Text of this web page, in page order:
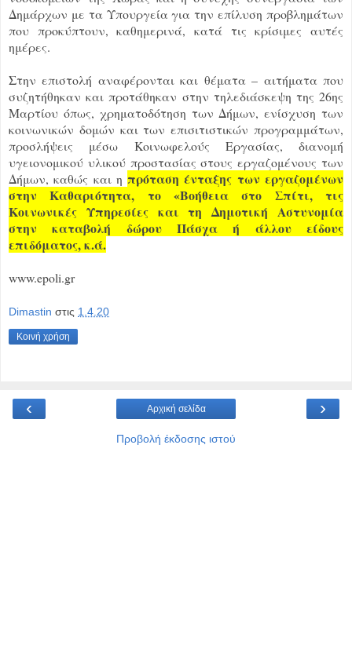
Δημάρχων με τα Υπουργεία για την επίλυση προβλημάτων
που προκύπτουν, καθημερινά, κατά τις κρίσιμες αυτές
ημέρες.
Στην επιστολή αναφέρονται και θέματα – αιτήματα που
συζητήθηκαν και προτάθηκαν στην τηλεδιάσκεψη της 26ης
Μαρτίου όπως, χρηματοδότηση των Δήμων, ενίσχυση των
κοινωνικών δομών και των επισιτιστικών προγραμμάτων,
προσλήψεις μέσω Κοινωφελούς Εργασίας, διανομή
υγειονομικού υλικού προστασίας στους εργαζομένους των
Δήμων, καθώς και η πρόταση ένταξης των εργαζομένων
στην Καθαριότητα, το «Βοήθεια στο Σπίτι, τις
Κοινωνικές Υπηρεσίες και τη Δημοτική Αστυνομία
στην καταβολή δώρου Πάσχα ή άλλου είδους
επιδόματος, κ.ά.
www.epoli.gr
Dimastin στις 1.4.20
Κοινή χρήση
‹ ›
Αρχική σελίδα
Προβολή έκδοσης ιστού